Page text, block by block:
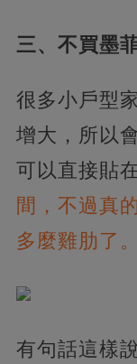
三、不買墨
很多小戶型
增大，所以
可以直接貼
間，不過真
多麼雞肋了。
有句話這樣說